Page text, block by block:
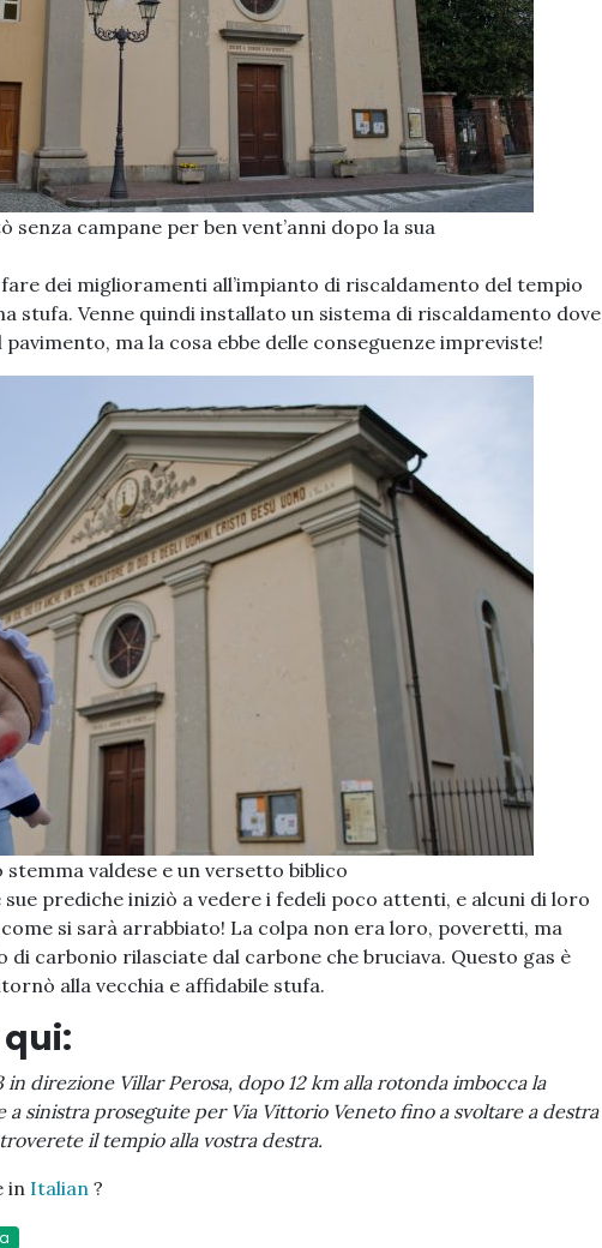
senza campane per ben vent’anni dopo la sua
fare dei miglioramenti all’impianto di riscaldamento del tempio
stufa. Venne quindi installato un sistema di riscaldamento dove
ma la cosa ebbe delle conseguenze impreviste!
stemma valdese e un versetto biblico
prediche iniziò a vedere i fedeli poco attenti, e alcuni di loro
si sarà arrabbiato! La colpa non era loro, poveretti, ma
di carbonio rilasciate dal carbone che bruciava. Questo gas è
alla vecchia e affidabile stufa.
direzione Villar Perosa, dopo 12 km alla rotonda imbocca la
a sinistra proseguite per Via Vittorio Veneto fino a svoltare a destra
il tempio alla vostra destra.
in Italian ?